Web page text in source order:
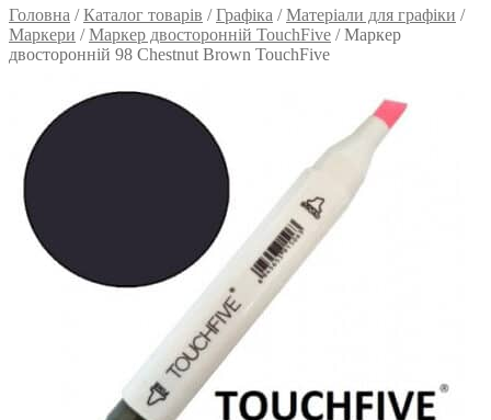
Головна /Каталог товарів /Графіка /Матеріали для графіки /
Маркери /Маркер двосторонній TouchFive /Маркер
двосторонній 98 Chestnut Brown TouchFive